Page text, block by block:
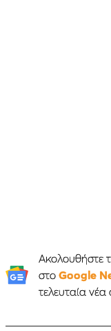
Ακολουθήστε
στο Google
τελευταία